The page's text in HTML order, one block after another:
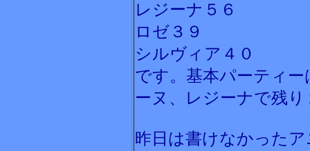
レジーナ５６
ロゼ３９
シルヴィア４０
です。基本パーティ
ーヌ、レジーナで残
昨日は書けなかった